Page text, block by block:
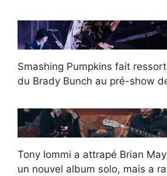
Smashing Pumpkins fait
du Brady Bunch au pré-show
Tony Iommi a attrapé Brian
un nouvel album solo, mais a